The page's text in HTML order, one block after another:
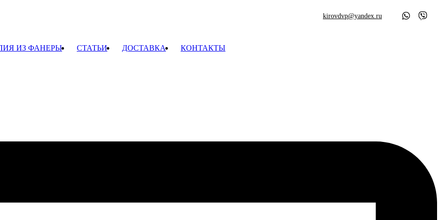
kirovdvp@yandex.ru
ИЗ ФАНЕРЫ СТАТЬИ ДОСТАВКА КОНТАКТЫ